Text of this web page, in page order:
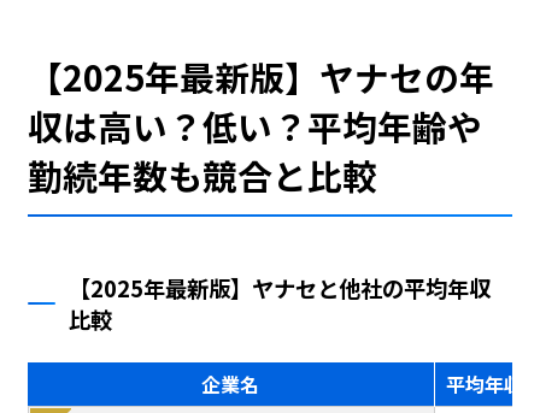
【2025年最新版】ヤナセの年
収は高い？低い？平均年齢や
勤続年数も競合と比較
【2025年最新版】ヤナセと他社の平均年収
比較
企業名
平均年収